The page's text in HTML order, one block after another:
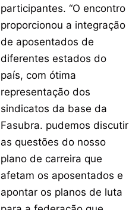
participantes. “O encontro
proporcionou a integração
de aposentados de
diferentes estados do
país, com ótima
representação dos
sindicatos da base da
Fasubra. pudemos discutir
as questões do nosso
plano de carreira que
afetam os aposentados e
apontar os planos de luta